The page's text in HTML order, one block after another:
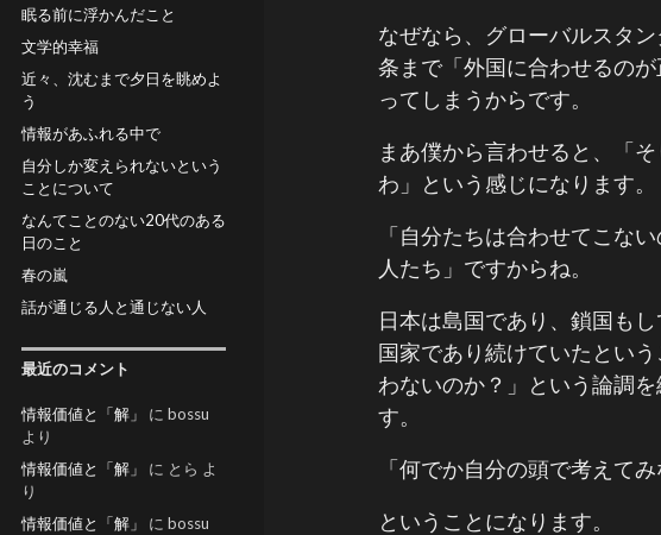
なぜなら、グローバルスタ
条まで「外国に合わせるの
ってしまうからです。
まあ僕から言わせると、「
わ」という感じになります。
「自分たちは合わせてこな
人たち」ですからね。
日本は島国であり、鎖国も
国家であり続けていたとい
わないのか？」という論調
す。
「何でか自分の頭で考えてみ
ということになります。
眠る前に浮かんだこと
文学的幸福
近々、沈むまで夕日を眺めよ
う
情報があふれる中で
自分しか変えられないという
ことについて
なんてことのない20代のある
日のこと
春の嵐
話が通じる人と通じない人
最近のコメント
情報価値と「解」 に bossu
より
情報価値と「解」
に とら よ
り
情報価値と「解」
に bossu